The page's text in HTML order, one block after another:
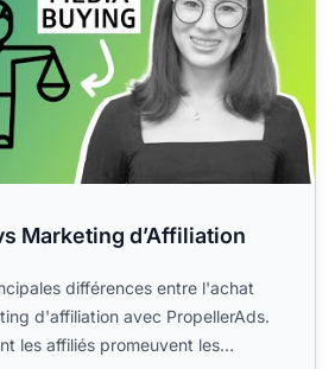
Marketing d’Affiliation
différences entre l'achat
d'affiliation avec PropellerAds.
les affiliés promeuvent les